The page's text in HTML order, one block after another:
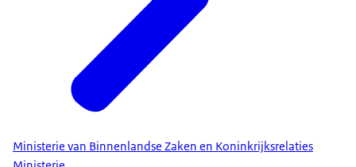
Ministerie van Binnenlandse Zaken en Koninkrijksrelaties